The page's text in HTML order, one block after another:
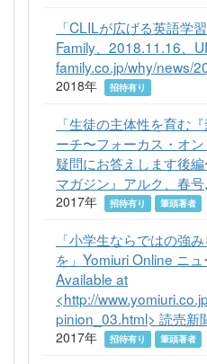
「CLILが広げる英語学
Family、2018.11.16、
family.co.jp/why/news/
2018年 招待有り
「生徒の主体性を育む
ーチ〜フォーカス・オ
疑問にお答えします後
マガジン』アルク、春
2017年 招待有り 筆頭著者
「小学生ならではの強
を」Yomiuri Online ニュ
Available at
<http://
pinion_03.html> 読売新
2017年 招待有り 筆頭著者